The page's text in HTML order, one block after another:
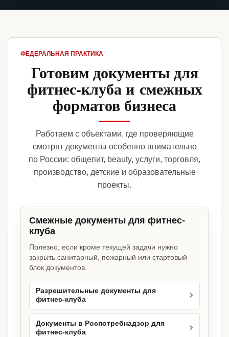
ФЕДЕРАЛЬНАЯ ПРАКТИКА
Готовим документы для
фитнес-клуба и смежных
форматов бизнеса
Работаем с объектами, где проверяющие
смотрят документы особенно внимательно
по России: общепит, beauty, услуги, торговля,
производство, детские и образовательные
проекты.
Смежные документы для фитнес-
клуба
Полезно, если кроме текущей задачи нужно
закрыть санитарный, пожарный или стартовый
блок документов.
Разрешительные документы для
фитнес-клуба
Документы в Роспотребнадзор для
фитнес-клуба